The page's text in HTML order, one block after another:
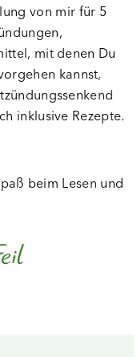
von mir für 5
mit denen Du
kannst,
inklusive Rezepte.
beim Lesen und